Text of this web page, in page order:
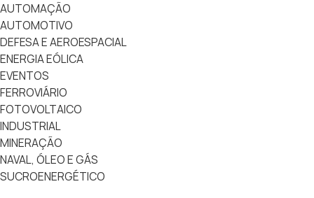
AUTOMAÇÃO
AUTOMOTIVO
DEFESA E AEROESPACIAL
ENERGIA EÓLICA
EVENTOS
FERROVIÁRIO
FOTOVOLTAICO
INDUSTRIAL
MINERAÇÃO
NAVAL, ÓLEO E GÁS
SUCROENERGÉTICO